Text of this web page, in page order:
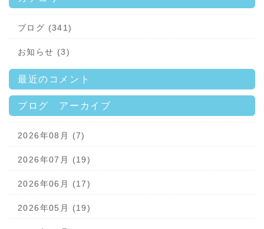
ブログ (341)
お知らせ (3)
最近のコメント
ブログ アーカイブ
2026年08月 (7)
2026年07月 (19)
2026年06月 (17)
2026年05月 (19)